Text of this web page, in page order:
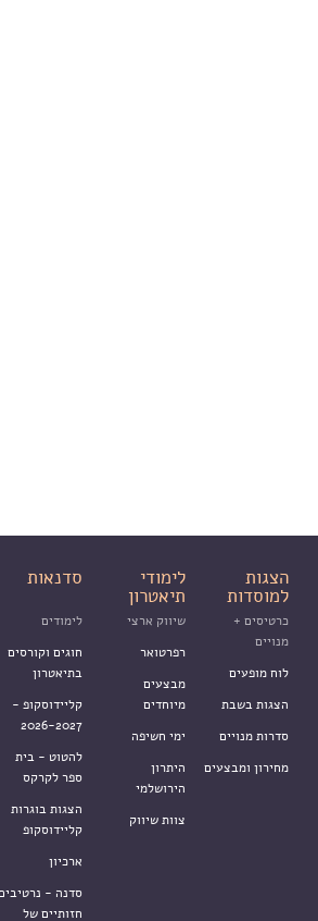
הצגות
למוסדות
לימודי
תיאטרון
סדנאות
כרטיסים +
מנויים
לוח מופעים
הצגות בשבת
סדרות מנויים
מחירון ומבצעים
שיווק ארצי
רפרטואר
מבצעים
מיוחדים
ימי חשיפה
היתרון
הירושלמי
צוות שיווק
לימודים
חוגים וקורסים
בתיאטרון
קליידוסקופ -
2026-2027
להטוט - בית
ספר לקרקס
הצגות בוגרות
קליידוסקופ
ארכיון
סדנה -
חזותיים של